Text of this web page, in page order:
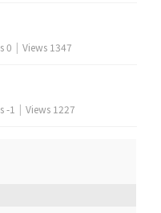
0 | Views 1347
-1 | Views 1227